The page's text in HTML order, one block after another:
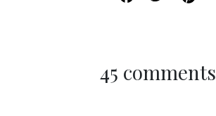
45 comments